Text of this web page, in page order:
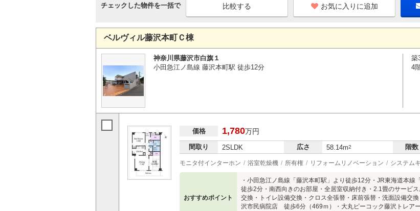
チェックした物件を一括で お気に入りに追加
ベルヴィル藤沢本町Ｃ棟
神奈川県藤沢市白旗１
小田急江ノ島線 藤沢本町駅 徒歩12分
築
4
価格 1,780万円
間取り 2SLDK 広さ 58.14m2 階数
モニタ付インターホン 浴室乾燥機 所有権 リフォームリノベーション システム
おすすめポイント
・小田急江ノ島線「藤沢本町駅」より徒歩12分・JR東海道本
徒歩2分・南西向きのお部屋・全居室収納付き・2.1畳のサービ
交換・トイレ設備交換・クロス全張替・床前張替・洗面設備交
沢市民病院店 徒歩6分（469ｍ）・大丸ピーコック藤沢トレ